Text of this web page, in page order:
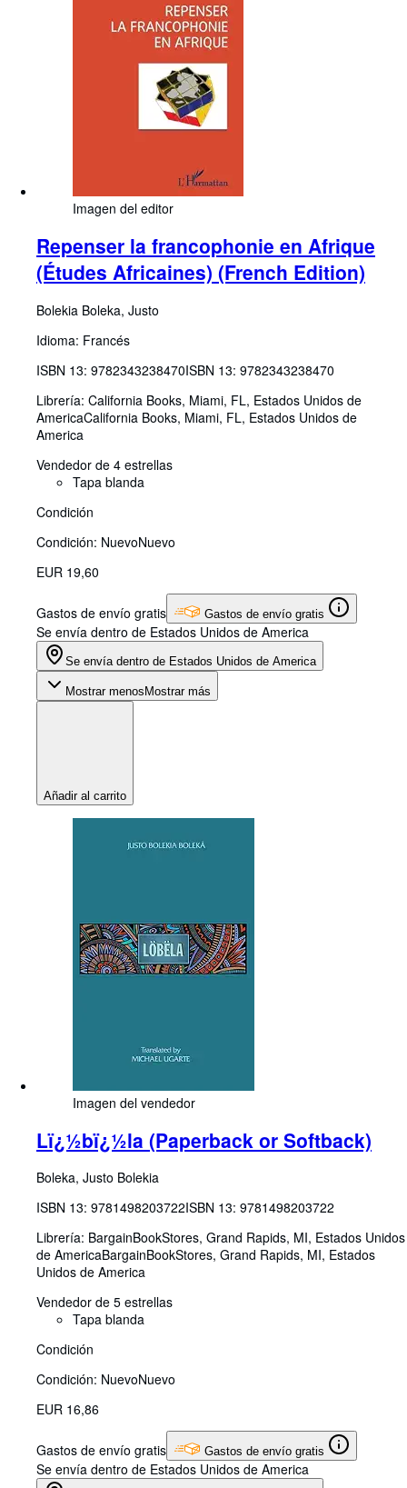
Imagen del editor
Repenser la francophonie en Afrique
(Études Africaines) (French Edition)
Bolekia Boleka, Justo
Idioma: Francés
ISBN 13: 9782343238470ISBN 13: 9782343238470
Librería: California Books, Miami, FL, Estados Unidos de
AmericaCalifornia Books, Miami, FL, Estados Unidos de
America
Vendedor de 4 estrellas
Tapa blanda
Condición
Condición: NuevoNuevo
EUR 19,60
Gastos de envío gratis Gastos de envío gratis
Se envía dentro de Estados Unidos de America
Se envía dentro de Estados Unidos de America
Mostrar menosMostrar más
Añadir al carrito
Imagen del vendedor
Lï¿½bï¿½la (Paperback or Softback)
Boleka, Justo Bolekia
ISBN 13: 9781498203722ISBN 13: 9781498203722
Librería: BargainBookStores, Grand Rapids, MI, Estados Unidos
de AmericaBargainBookStores, Grand Rapids, MI, Estados
Unidos de America
Vendedor de 5 estrellas
Tapa blanda
Condición
Condición: NuevoNuevo
EUR 16,86
Gastos de envío gratis Gastos de envío gratis
Se envía dentro de Estados Unidos de America